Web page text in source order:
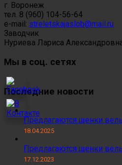
г. Воронеж
тел. 8 (960) 104-56-64
e-mail: streletskajaslob@mail.ru
Заводчик
Нуриева Лариса
Мы в соц. сетях
Последние новости
Предлагаются щенки
18.04.2025
Предлагаются щенки
17.12.2023